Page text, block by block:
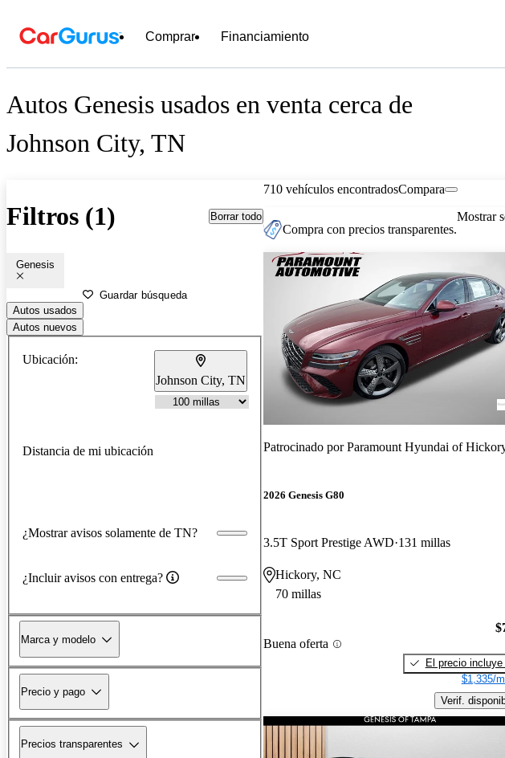
Comprar Financiamiento
Autos Genesis usados en venta cerca de
Johnson City, TN
Filtros (1) Borrar todo
Genesis
Guardar búsqueda
Autos usados
Autos nuevos
Ubicación:
Johnson City, TN
Distancia de mi ubicación
¿Mostrar avisos solamente de TN?
¿Incluir avisos con entrega?
Marca y modelo
Precio y pago
Precios transparentes
710 vehículos encontradosCompara
Compra con precios transparentes.
Mostrar
Patrocinado porParamount Hyundai of
2026 Genesis G80
3.5T Sport Prestige AWD 131 millas
Hickory, NC
70 millas
Buena oferta
El precio
$1,335/
Verif.